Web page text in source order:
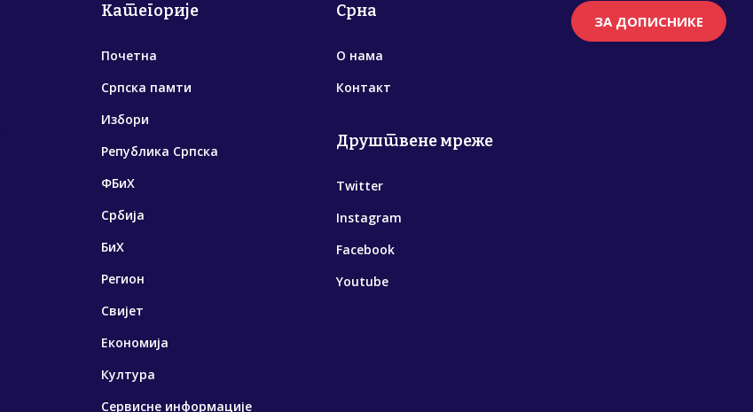
Категорије
Почетна
Српска памти
Избори
Република Српска
ФБиХ
Србија
БиХ
Регион
Свијет
Економија
Култура
Сервисне информације
Срна
О нама
Контакт
Друштвене мреже
Twitter
Instagram
Facebook
Youtube
ЗА ДОПИСНИКЕ